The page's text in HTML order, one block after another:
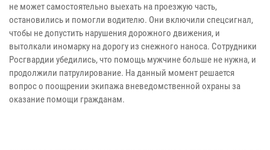
не может самостоятельно выехать на проезжую часть,
остановились и помогли водителю. Они включили спецсигнал,
чтобы не допустить нарушения дорожного движения, и
вытолкали иномарку на дорогу из снежного наноса. Сотрудники
Росгвардии убедились, что помощь мужчине больше не нужна, и
продолжили патрулирование. На данный момент решается
вопрос о поощрении экипажа вневедомственной охраны за
оказание помощи гражданам.